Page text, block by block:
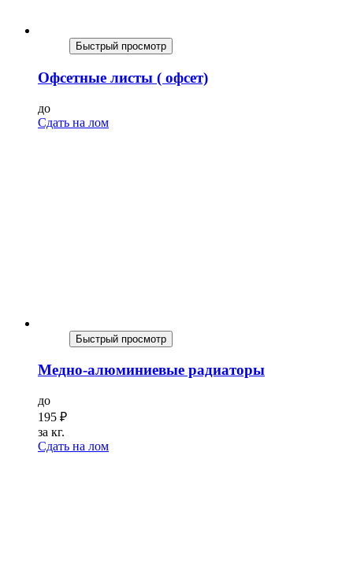
Быстрый просмотр
Офсетные листы ( офсет)
до
Сдать на лом
Быстрый просмотр
Медно-алюминиевые радиаторы
до
195 ₽
за кг.
Сдать на лом